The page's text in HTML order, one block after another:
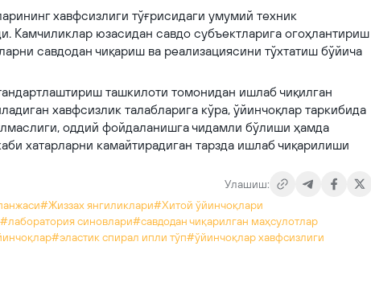
хавфсизлиги тўғрисидаги умумий техник
Камчиликлар юзасидан савдо субъектларига огоҳлантириш
савдодан чиқариш ва реализациясини тўхтатиш бўйича
ташкилоти томонидан ишлаб чиқилган
хавфсизлик талабларига кўра, ўйинчоқлар таркибида
оддий фойдаланишга чидамли бўлиши ҳамда
хатарларни камайтирадиган тарзда ишлаб чиқарилиши
Улашиш:
#Жиззах янгиликлари#Хитой ўйинчоқлари
#лаборатория синовлари#савдодан чиқарилган маҳсулотлар
#эластик спирал ипли тўп#ўйинчоқлар хавфсизлиги